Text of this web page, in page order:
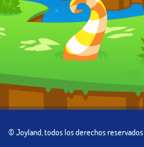
© Joyland, todos los derechos reservados